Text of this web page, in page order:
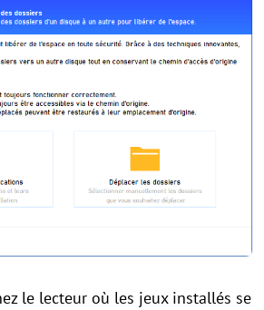
le lecteur où les jeux installés se